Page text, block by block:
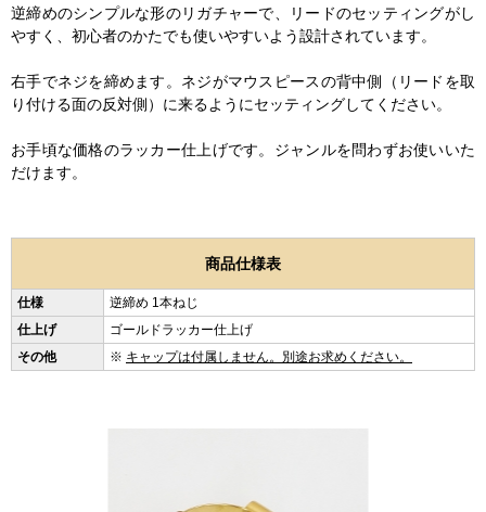
逆締めのシンプルな形のリガチャーで、リードのセッティングがし
やすく、初心者のかたでも使いやすいよう設計されています。
右手でネジを締めます。ネジがマウスピースの背中側（リードを取
り付ける面の反対側）に来るようにセッティングしてください。
お手頃な価格のラッカー仕上げです。ジャンルを問わずお使いいた
だけます。
商品仕様表
仕様
逆締め 1本ねじ
仕上げ
ゴールドラッカー仕上げ
その他
※ キャップは付属しません。別途お求めください。